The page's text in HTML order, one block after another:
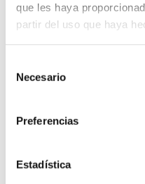
que les haya
partir del uso que haya
Necesario
Preferencias
Estadística
disonancias y
y concluyó
pastoral del